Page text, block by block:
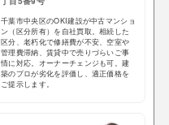
千葉市中央区のOKI建設が中古マンショ
ン（区分所有）を自社買取。相続した
区分、老朽化で修繕費が不安、空室や
管理費滞納、賃貸中で売りづらいご事
情に対応。オーナーチェンジも可。建
築のプロが劣化を評価し、適正価格を
ご提示します。